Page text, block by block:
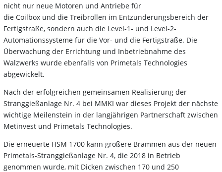
nicht nur neue Motoren und Antriebe für
die Coilbox und die Treibrollen im Entzunderungsbereich der
Fertigstraße, sondern auch die Level-1- und Level-2-
Automationssysteme für die Vor- und die Fertigstraße. Die
Überwachung der Errichtung und Inbetriebnahme des
Walzwerks wurde ebenfalls von Primetals Technologies
abgewickelt.
Nach der erfolgreichen gemeinsamen Realisierung der
Stranggießanlage Nr. 4 bei MMKI war dieses Projekt der nächste
wichtige Meilenstein in der langjährigen Partnerschaft zwischen
Metinvest und Primetals Technologies.
Die erneuerte HSM 1700 kann größere Brammen aus der neuen
Primetals-Stranggießanlage Nr. 4, die 2018 in Betrieb
genommen wurde, mit Dicken zwischen 170 und 250